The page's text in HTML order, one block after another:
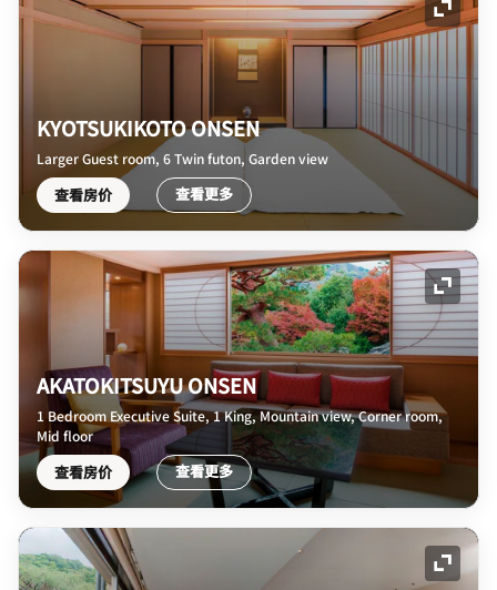
展开
KYOTSUKIKOTO ONSEN
Larger Guest room, 6 Twin futon, Garden view
查看房价 查看更多
展开
AKATOKITSUYU ONSEN
1 Bedroom Executive Suite, 1 King, Mountain view, Corner room,
Mid floor
查看房价 查看更多
展开